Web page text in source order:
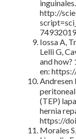
http://
Iossa A,
Lelli G,
and how?
en:
Andresen
(TEP)
hernia
https://
Morales